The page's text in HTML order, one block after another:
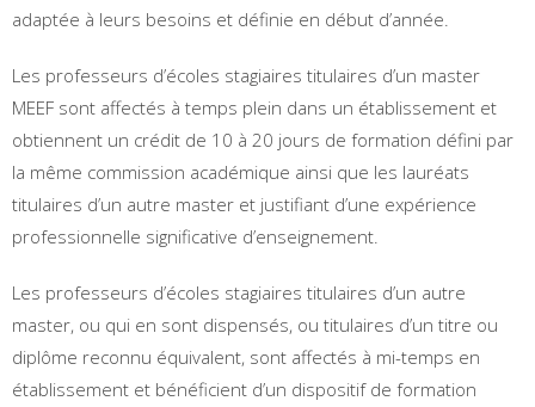
adaptée à leurs besoins et définie en début d’année.
Les professeurs d’écoles stagiaires titulaires d’un master
MEEF sont affectés à temps plein dans un établissement et
obtiennent un crédit de 10 à 20 jours de formation défini par
la même commission académique ainsi que les lauréats
titulaires d’un autre master et justifiant d’une expérience
professionnelle significative d’enseignement.
Les professeurs d’écoles stagiaires titulaires d’un autre
master, ou qui en sont dispensés, ou titulaires d’un titre ou
diplôme reconnu équivalent, sont affectés à mi-temps en
établissement et bénéficient d’un dispositif de formation